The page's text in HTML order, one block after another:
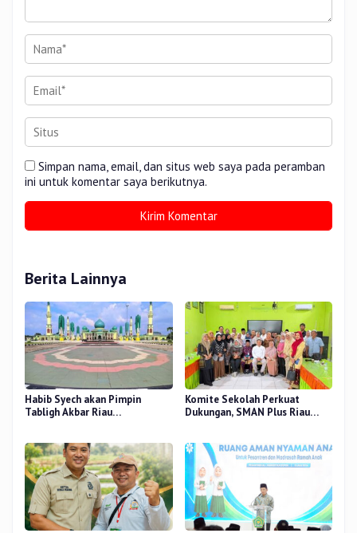
Simpan nama, email, dan situs web saya pada peramban
ini untuk komentar saya berikutnya.
Berita Lainnya
Habib Syech akan Pimpin
Tabligh Akbar Riau
Komite Sekolah Perkuat
Dukungan, SMAN Plus Riau